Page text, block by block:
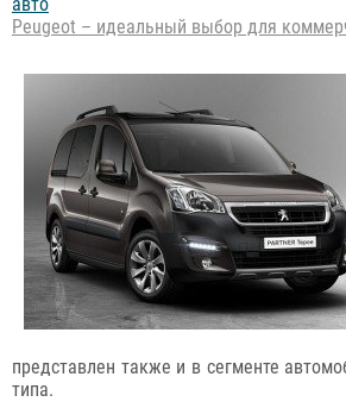
Peugeot – идеальный выбор для
представлен также и в сегменте
типа.